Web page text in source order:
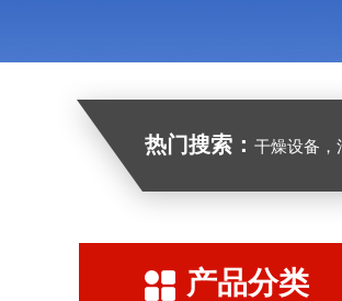
热门搜索： 干燥设备，
产品分类